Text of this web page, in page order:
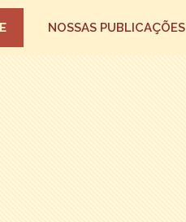
NOSSAS PUBLICAÇÕES